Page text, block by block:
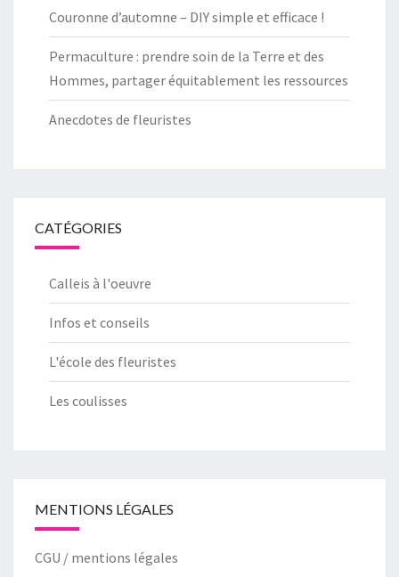
Couronne d’automne – DIY simple et efficace !
Permaculture : prendre soin de la Terre et des
Hommes, partager équitablement les ressources
Anecdotes de fleuristes
CATÉGORIES
Calleis à l'oeuvre
Infos et conseils
L'école des fleuristes
Les coulisses
MENTIONS LÉGALES
CGU / mentions légales